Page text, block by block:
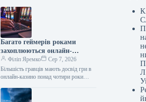
Багато геймерів роками
захоплюються онлайн-
розвагами, часто більше
чотирьох років.
Філіп Яремко
Сер 7, 2026
Більшість гравців мають досвід гри в
онлайн-казино понад чотири роки
Укрінформ Майже 56% учасників
опитування ринку азартних…
Л